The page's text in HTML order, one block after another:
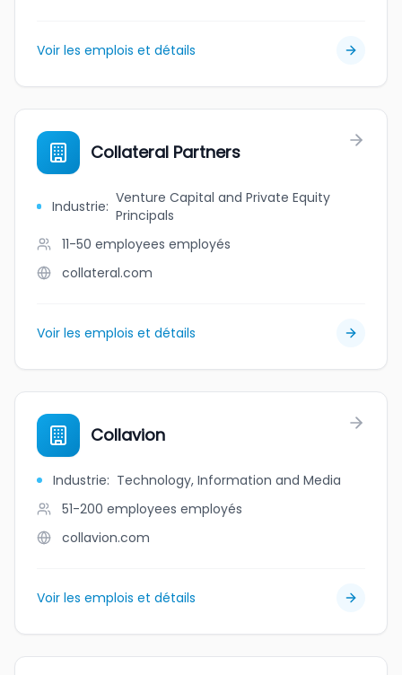
Voir les emplois et détails
Collateral Partners
Industrie: Venture Capital and Private Equity
Principals
11-50 employees employés
collateral.com
Voir les emplois et détails
Collavion
Industrie: Technology, Information and Media
51-200 employees employés
collavion.com
Voir les emplois et détails